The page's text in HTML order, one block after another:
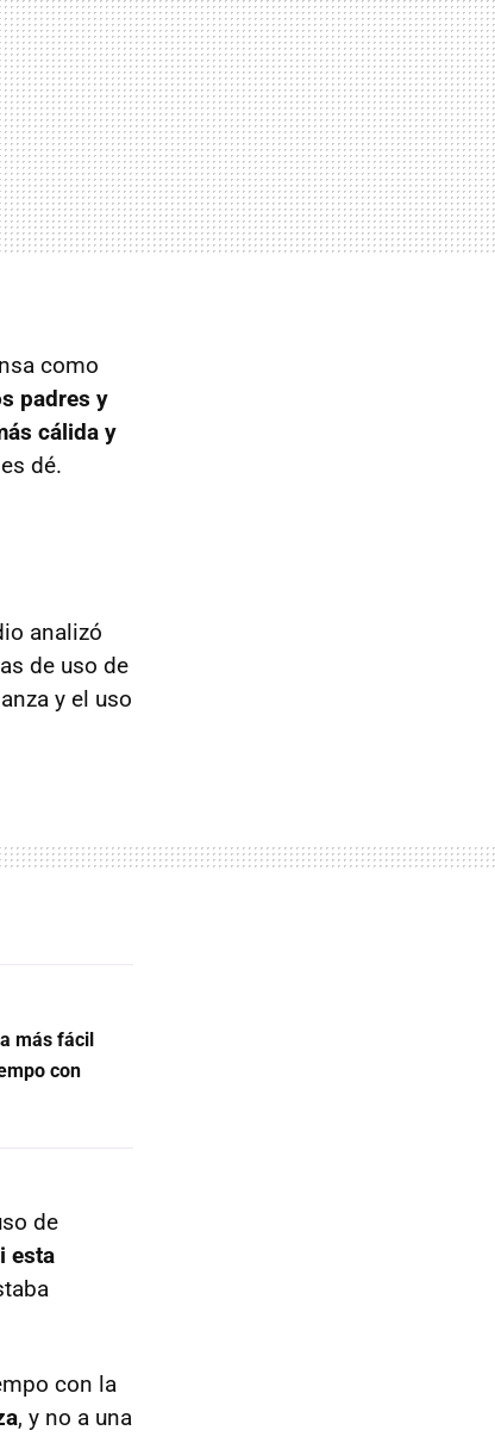
como
padres y
cálida y
dé.
analizó
de uso de
y el uso
más fácil
con
de
esta
con la
, y no a una